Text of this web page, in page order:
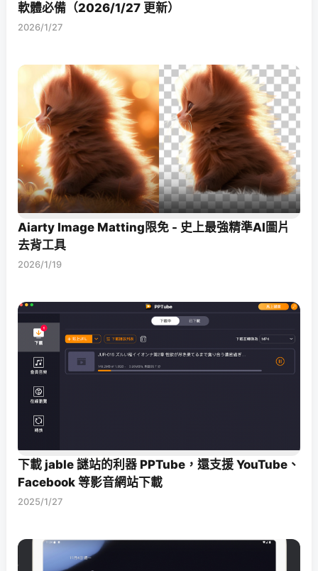
軟體必備（2026/1/27 更新）
2026/1/27
Aiarty Image Matting限免 - 史上最強精準AI圖片
去背工具
2026/1/19
下載 jable 謎站的利器 PPTube，還支援 YouTube、
Facebook 等影音網站下載
2025/1/27